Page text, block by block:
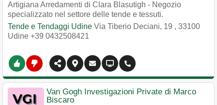
Artigiana Arredamenti di Clara Blasutigh - Negozio
specializzato nel settore delle tende e tessuti.
Tende e Tendaggi Udine Via Tiberio Deciani, 19 , 33100
Udine +39 0432508421
Van Gogh Investigazioni Private di Marco
Biscaro